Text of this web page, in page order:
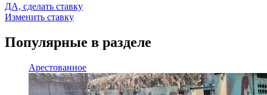
ДА, сделать ставку
Изменить ставку
Популярные в разделе
Арестованное